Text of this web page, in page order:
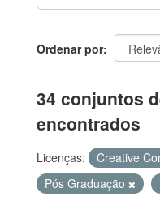
Ordenar por
34 conjuntos
encontrados
Licenças: Creative
Pós Graduação